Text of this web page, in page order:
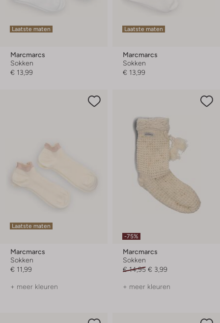
Laatste maten
Marcmarcs
Sokken
€ 13,99
Laatste maten
Marcmarcs
Sokken
€ 13,99
Laatste maten
Marcmarcs
Sokken
€ 11,99
+ meer kleuren
-75%
Marcmarcs
Sokken
€ 14,95 € 3,99
+ meer kleuren